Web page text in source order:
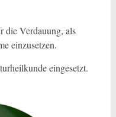
die Verdauung, als
einzusetzen.
eingesetzt.